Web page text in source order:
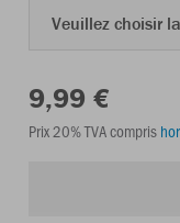
Veuillez choisir
9,99 €
Prix 20% TVA compris